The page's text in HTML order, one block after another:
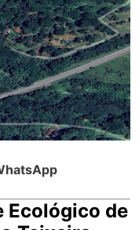
Ecológico de